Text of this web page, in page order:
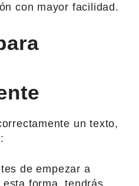
con mayor facilidad.
un texto,
de empezar a
forma, tendrás